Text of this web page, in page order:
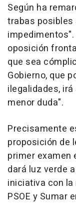
Según ha
trabas posibles
oposición
que sea
Gobierno, que
ilegalidades,
menor duda".
Precisamente
proposición de
primer examen
dará luz verde
iniciativa con la
PSOE y Sumar